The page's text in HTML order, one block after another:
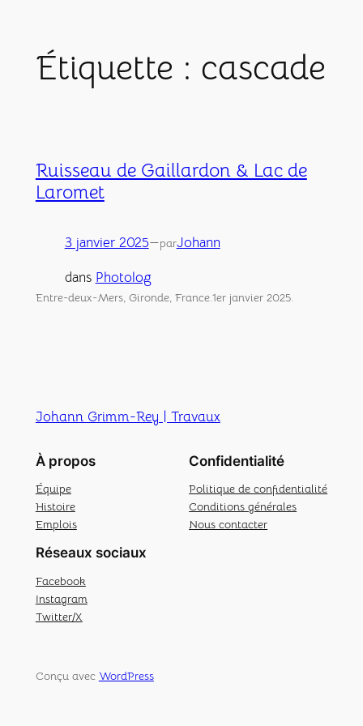
contenuÉtiquette : cascade
Ruisseau de Gaillardon & Lac de
Laromet
3 janvier 2025—parJohann
dans Photolog
Entre-deux-Mers, Gironde, France.1er janvier 2025.
Johann Grimm-Rey | Travaux
À propos
Équipe
Histoire
Emplois
Confidentialité
Politique de confidentialité
Conditions générales
Nous contacter
Réseaux sociaux
Facebook
Instagram
Twitter/X
Conçu avec WordPress